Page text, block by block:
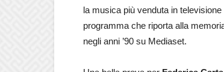
la musica più venduta in
programma che riporta alla
negli anni ’90 su Mediaset.